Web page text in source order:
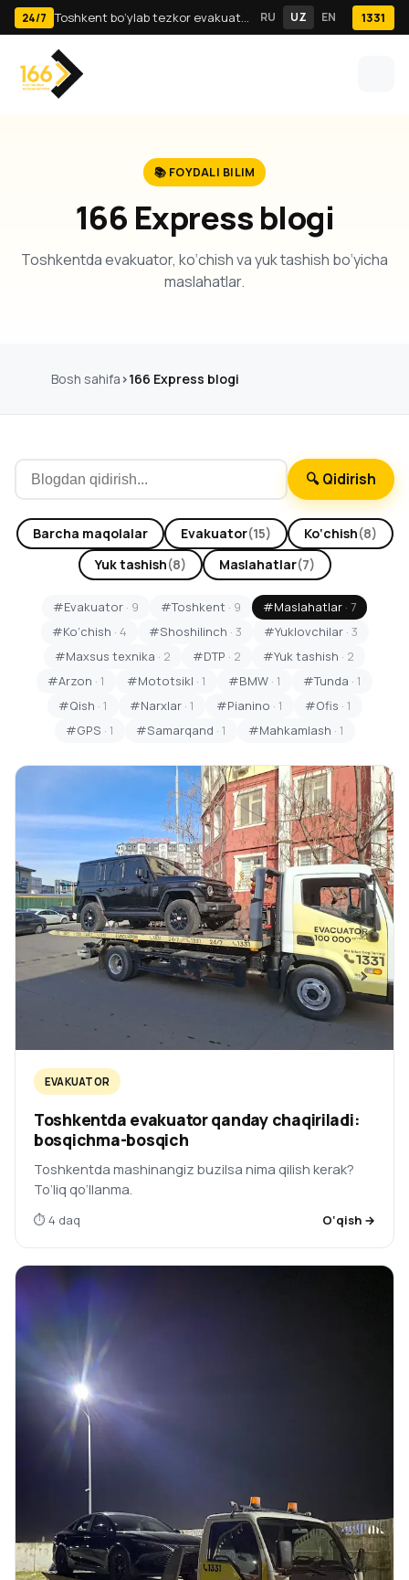
24/7 Toshkent bo‘ylab tezkor evakuator va yuk tashish · 24/7 RU UZ EN 1331
📚 FOYDALI BILIM
166 Express blogi
Toshkentda evakuator, ko‘chish va yuk tashish bo‘yicha
maslahatlar.
Bosh sahifa 166 Express blogi
🔍 Qidirish
Barcha maqolalar Evakuator(15) Ko‘chish(8)
Yuk tashish(8) Maslahatlar(7)
#Evakuator · 9 #Toshkent · 9 #Maslahatlar · 7
#Ko‘chish · 4 #Shoshilinch · 3 #Yuklovchilar · 3
#Maxsus texnika · 2 #DTP · 2 #Yuk tashish · 2
#Arzon · 1 #Mototsikl · 1 #BMW · 1 #Tunda · 1
#Qish · 1 #Narxlar · 1 #Pianino · 1 #Ofis · 1
#GPS · 1 #Samarqand · 1 #Mahkamlash · 1
EVAKUATOR
Toshkentda evakuator qanday chaqiriladi:
bosqichma-bosqich
Toshkentda mashinangiz buzilsa nima qilish kerak?
To‘liq qo‘llanma.
⏱ 4 daq O‘qish →